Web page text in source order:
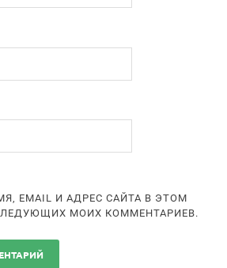
EMAIL И АДРЕС САЙТА В ЭТОМ
МОИХ КОММЕНТАРИЕВ.